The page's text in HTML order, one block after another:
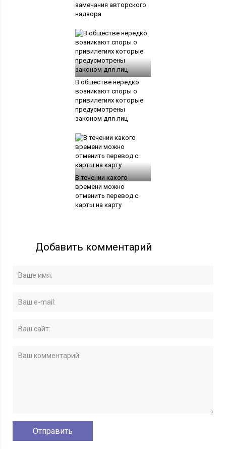
замечания авторского
надзора
В обществе нередко
возникают споры о
привилегиях которые
предусмотрены
законом для лиц
В течении какого
времени можно
отменить перевод с
карты на карту
Добавить комментарий